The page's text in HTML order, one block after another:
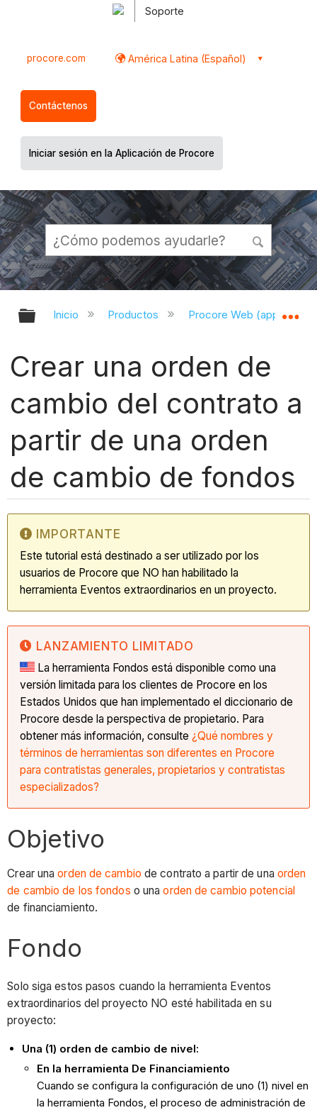
Soporte
procore.com América Latina (Español)
Contáctenos
Iniciar sesión en la Aplicación de Procore
Expandir/contraer jerarquía global
Inicio Productos Procore Web
Crear una orden de
cambio del contrato a
partir de una orden
de cambio de fondos
IMPORTANTE
Este tutorial está destinado a ser utilizado por los
usuarios de Procore que NO han habilitado la
herramienta Eventos extraordinarios en un proyecto.
LANZAMIENTO LIMITADO
La herramienta Fondos está disponible como una
versión limitada para los clientes de Procore en los
Estados Unidos que han implementado el diccionario de
Procore desde la perspectiva de propietario. Para
obtener más información, consulte¿Qué nombres y
términos de herramientas son diferentes en Procore
para contratistas generales, propietarios y contratistas
especializados?
Objetivo
Crear unaorden de cambio de contrato a partir de una orden
de cambio de los fondos o unaorden de cambio potencial
de financiamiento.
Fondo
Solo siga estos pasos cuando la herramienta Eventos
extraordinarios del proyecto NO esté habilitada en su
proyecto:
Una (1) orden de cambio de nivel:
En la herramienta De Financiamiento
Cuando se configura la configuración de uno (1) nivel en
la herramienta Fondos, el proceso de administración de